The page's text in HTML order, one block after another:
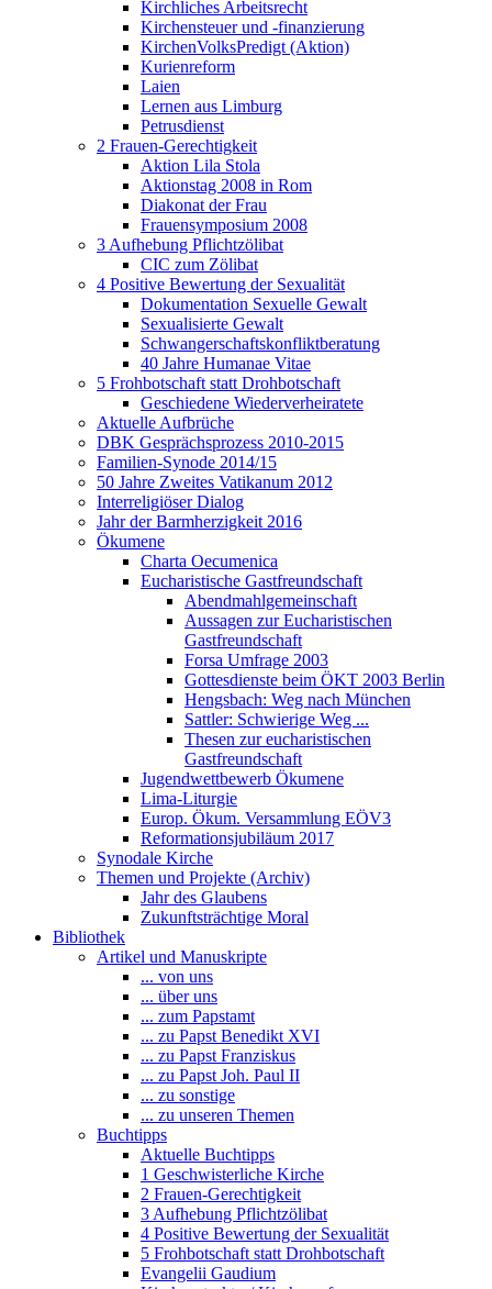
Kirchliches Arbeitsrecht
Kirchensteuer und -finanzierung
KirchenVolksPredigt (Aktion)
Kurienreform
Laien
Lernen aus Limburg
Petrusdienst
2 Frauen-Gerechtigkeit
Aktion Lila Stola
Aktionstag 2008 in Rom
Diakonat der Frau
Frauensymposium 2008
3 Aufhebung Pflichtzölibat
CIC zum Zölibat
4 Positive Bewertung der Sexualität
Dokumentation Sexuelle Gewalt
Sexualisierte Gewalt
Schwangerschaftskonfliktberatung
40 Jahre Humanae Vitae
5 Frohbotschaft statt Drohbotschaft
Geschiedene Wiederverheiratete
Aktuelle Aufbrüche
DBK Gesprächsprozess 2010-2015
Familien-Synode 2014/15
50 Jahre Zweites Vatikanum 2012
Interreligiöser Dialog
Jahr der Barmherzigkeit 2016
Ökumene
Charta Oecumenica
Eucharistische Gastfreundschaft
Abendmahlgemeinschaft
Aussagen zur Eucharistischen
Gastfreundschaft
Forsa Umfrage 2003
Gottesdienste beim ÖKT 2003 Berlin
Hengsbach: Weg nach München
Sattler: Schwierige Weg ...
Thesen zur eucharistischen
Gastfreundschaft
Jugendwettbewerb Ökumene
Lima-Liturgie
Europ. Ökum. Versammlung EÖV3
Reformationsjubiläum 2017
Synodale Kirche
Themen und Projekte (Archiv)
Jahr des Glaubens
Zukunftsträchtige Moral
Bibliothek
Artikel und Manuskripte
... von uns
... über uns
... zum Papstamt
... zu Papst Benedikt XVI
... zu Papst Franziskus
... zu Papst Joh. Paul II
... zu sonstige
... zu unseren Themen
Buchtipps
Aktuelle Buchtipps
1 Geschwisterliche Kirche
2 Frauen-Gerechtigkeit
3 Aufhebung Pflichtzölibat
4 Positive Bewertung der Sexualität
5 Frohbotschaft statt Drohbotschaft
Evangelii Gaudium